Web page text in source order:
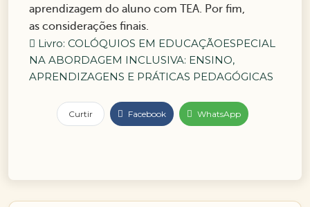
aprendizagem do aluno com TEA. Por fim,
as considerações finais.
Livro: COLÓQUIOS EM EDUCAÇÃOESPECIAL
NA ABORDAGEM INCLUSIVA: ENSINO,
APRENDIZAGENS E PRÁTICAS PEDAGÓGICAS
Curtir Facebook WhatsApp